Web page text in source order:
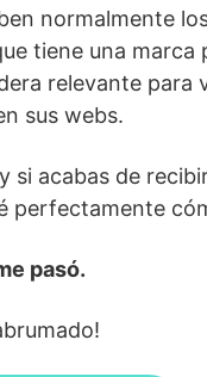
normalmente
tiene una marca
relevante para
sus webs.
si acabas de
perfectamente
pasó.